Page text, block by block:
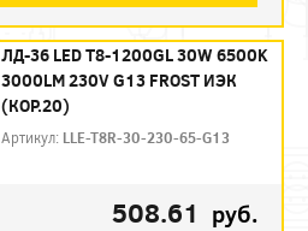
ЛД-36 LED Т8-1200GL 30W 6500K
3000LM 230V G13 FROST ИЭК
(КОР.20)
Артикул: LLE-T8R-30-230-65-G13
508.61 руб.